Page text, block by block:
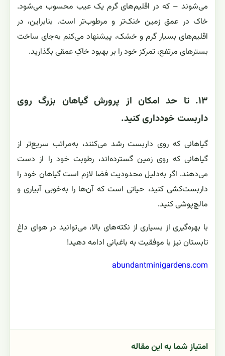
می‌شوند – که در اقلیم‌های گرم یک عیب محسوب می‌شود.
خاک در عمق زمین خنک‌تر و مرطوب‌تر است. بنابراین، در
اقلیم‌های بسیار گرم و خشک، پیشنهاد می‌کنم به‌جای ساخت
بسترهای مرتفع، تمرکز خود را بر بهبود خاکِ عمقی بگذارید.
۱۳. تا حد امکان از پرورش گیاهان بزرگ روی
داربست خودداری کنید.
گیاهانی که روی داربست رشد می‌کنند، به‌مراتب سریع‌تر از
گیاهانی که روی زمین گسترده‌اند، رطوبت خود را از دست
می‌دهند. اگر به‌دلیل محدودیت فضا لازم است گیاهان خود را
داربست‌کشی کنید، حیاتی است که آن‌ها را به‌خوبی آبیاری و
مالچ‌پوشی کنید.
با بهره‌گیری از بسیاری از نکته‌های بالا، می‌توانید در هوای داغ
تابستان نیز با موفقیت به باغبانی ادامه دهید!
abundantminigardens.com
امتیاز شما به این مقاله